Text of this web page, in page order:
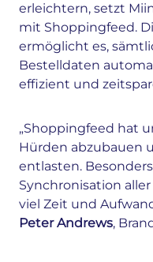
erleichtern, setzt
mit Shoppingfeed.
ermöglicht es,
Bestelldaten
effizient und
„Shoppingfeed hat
Hürden abzubauen
entlasten.
Synchronisation
viel Zeit und
Peter Andrews,